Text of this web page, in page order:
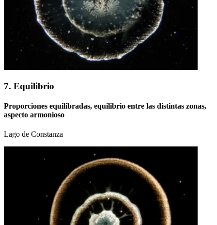
7. Equilibrio
Proporciones equilibradas, equilibrio entre las distintas zonas,
aspecto armonioso
Lago de Constanza